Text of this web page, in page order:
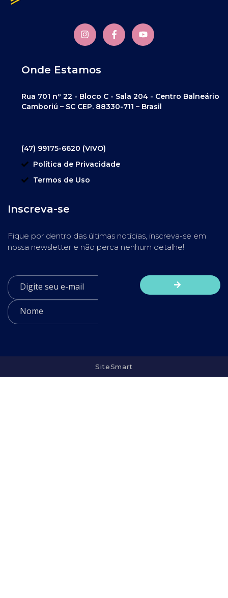
Onde Estamos
Rua 701 nº 22 - Bloco C - Sala 204 - Centro Balneário
Camboriú – SC CEP. 88330-711 – Brasil
(47) 99175-6620 (VIVO)
Política de Privacidade
Termos de Uso
Inscreva-se
Fique por dentro das últimas notícias, inscreva-se em
nossa newsletter e não perca nenhum detalhe!
SiteSmart